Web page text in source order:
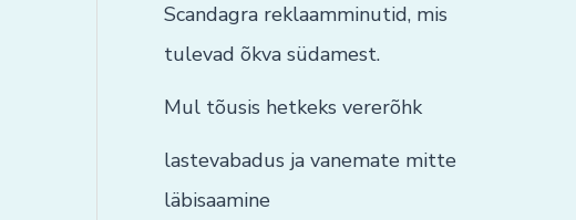
Scandagra reklaamminutid, mis
tulevad õkva südamest.
Mul tõusis hetkeks vererõhk
lastevabadus ja vanemate mitte
läbisaamine